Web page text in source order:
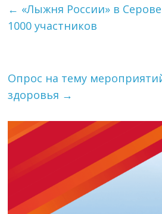
← «Лыжня России» в
1000 участников
Опрос на тему
здоровья →